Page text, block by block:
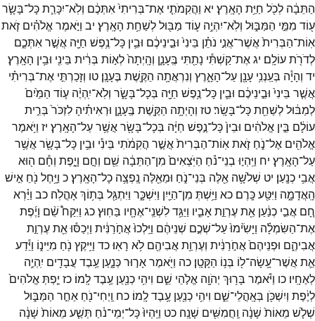
הַתֵּבָ֔ה לְכֹ֖ל חַיַּ֥ת הָאָֽרֶץ׃ יא וַהֲקִמֹתִ֤י אֶת־בְּרִיתִי֙אִתְּכֶ֔ם וְלֹֽא־יִכָּרֵ֧תכָּל־בָּשָׂ֛ר
ע֖וֹד מִמֵּ֣י הַמַּבּ֑וּל וְלֹֽא־יִהְיֶ֥ה ע֛וֹד מַבּ֖וּללְשַׁחֵ֥ת הָאָֽרֶץ׃ יב וַיֹּ֣אמֶראֱלֹהִ֗ים זֹ֤את
אֽוֹת־הַבְּרִית֙אֲשֶׁר־אֲנִ֣י נֹתֵ֗ן בֵּינִי֙ וּבֵ֣ינֵיכֶ֔ם וּבֵ֛ין כָּל־נֶ֥פֶשׁ חַיָּ֖ה אֲשֶׁ֣ראִתְּכֶ֑ם
לְדֹרֹ֖תעוֹלָֽם׃ יגאֶת־קַשְׁתִּ֕י נָתַ֖תִּי בֶּֽעָנָ֑ן וְהָֽיְתָה֙לְא֣וֹת בְּרִ֔ית בֵּינִ֖י וּבֵ֥ין הָאָֽרֶץ׃
יד וְהָיָ֕ה בְּעַֽנְנִ֥י עָנָ֖ן עַל־הָאָ֑רֶץ וְנִרְאֲתָ֥ה הַקֶּ֖שֶׁת בֶּעָנָֽן׃ טו וְזָכַרְתִּ֣י אֶת־בְּרִיתִ֗י
אֲשֶׁ֤ר בֵּינִי֙ וּבֵ֣ינֵיכֶ֔ם וּבֵ֛ין כָּל־נֶ֥פֶשׁ חַיָּ֖ה בְּכָל־בָּשָׂ֑ר וְלֹֽא־יִֽהְיֶ֨ה ע֤וֹד הַמַּ֙יִם֙
לְמַבּ֔וּללְשַׁחֵ֖תכָּל־בָּשָֽׂר׃טז וְהָיְתָ֥ה הַקֶּ֖שֶׁת בֶּֽעָנָ֑ן וּרְאִיתִ֗יהָ לִזְכֹּר֙ בְּרִ֣ית
עוֹלָ֔ם בֵּ֣ין אֱלֹהִ֔ים וּבֵין֙כָּל־נֶ֣פֶשׁ חַיָּ֔ה בְּכָל־בָּשָׂ֖ראֲשֶׁ֥רעַל־הָאָֽרֶץ׃ יז וַיֹּ֥אמֶר
אֱלֹהִ֖ים אֶל־נֹ֑חַ זֹ֤אתאֽוֹת־הַבְּרִית֙אֲשֶׁ֣ר הֲקִמֹ֔תִי בֵּינִ֕י וּבֵ֥ין כָּל־בָּשָׂ֖ראֲשֶׁ֥ר
עַל־הָאָֽרֶץ׃ יח וַיִּֽהְי֣וּ בְנֵי־נֹ֗חַ הַיֹּֽצְאִים֙ מִן־הַתֵּבָ֔ה שֵׁ֖ם וְחָ֣ם וָיָ֑פֶת וְחָ֕ם ה֖וּא
אֲבִ֥י כְנָֽעַן׃ יט שְׁלֹשָׁ֥ה אֵ֖לֶּה בְּנֵי־נֹ֑חַ וּמֵאֵ֖לֶּה נָֽפְצָ֥ה כָל־הָאָֽרֶץ׃כ וַיָּ֥חֶל נֹ֖חַ אִ֣ישׁ
הָֽאֲדָמָ֑ה וַיִּטַּ֖עכָּֽרֶם׃ כא וַיֵּ֥שְׁתְּ מִן־הַיַּ֖יִן וַיִּשְׁכָּ֑ר וַיִּתְגַּ֖ל בְּת֥וֹךְאָהֳלֹֽה׃ כב וַיַּ֗רְא
חָ֚ם אֲבִ֣י כְנַ֔עַן אֵ֖תעֶרְוַ֣תאָבִ֑יו וַיַּגֵּ֥דלִשְׁנֵֽי־אֶחָ֖יו בַּחֽוּץ׃כג וַיִּקַּח֩ שֵׁ֨ם וָיֶ֜פֶת
אֶת־הַשִּׂמְלָ֗ה וַיָּשִׂ֙ימוּ֙עַל־שְׁכֶ֣ם שְׁנֵיהֶ֔ם וַיֵּֽלְכוּ֙אֲחֹ֣רַנִּ֔ית וַיְכַסּ֕וּאֵ֖תעֶרְוַ֣ת
אֲבִיהֶ֑ם וּפְנֵיהֶם֙אֲחֹ֣רַנִּ֔ית וְעֶרְוַ֥תאֲבִיהֶ֖ם לֹ֥א רָאֽוּ׃כד וַיִּ֥יקֶץ נֹ֖חַ מִיֵּינ֑וֹ וַיֵּ֕דַע
אֵ֛תאֲשֶׁר־עָ֥שָׂה־ל֖וֹ בְּנ֥וֹ הַקָּטָֽן׃ כה וַיֹּ֖אמֶראָר֣וּרכְּנָ֑עַן עֶ֥בֶדעֲבָדִ֖ים יִֽהְיֶ֥ה
לְאֶחָֽיו׃ כו וַיֹּ֕אמֶר בָּר֥וּךְ יְהֹוָ֖ה אֱלֹ֣הֵי שֵׁ֑ם וִיהִ֥י כְנַ֖עַן עֶ֥בֶדלָֽמוֹ׃ כז יַ֤פְתְּאֱלֹהִים֙
לְיֶ֔פֶת וְיִשְׁכֹּ֖ן בְּאָֽהֳלֵי־שֵׁ֑ם וִיהִ֥י כְנַ֖עַן עֶ֥בֶדלָֽמוֹ׃ כח וַֽיְחִי־נֹ֖חַ אַחַ֣ר הַמַּבּ֑וּל
שְׁלֹ֤שׁ מֵאוֹת֙ שָׁנָ֔ה וַֽחֲמִשִּׁ֖ים שָׁנָֽה׃ כט וַיִּֽהְיוּ֙כָּל־יְמֵי־נֹ֔חַ תְּשַׁ֤ע מֵאוֹת֙ שָׁנָ֔ה